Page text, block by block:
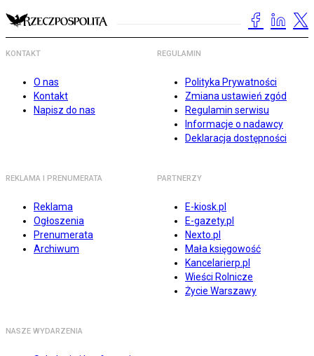
KONTAKT
O nas
Kontakt
Napisz do nas
REGULAMIN
Polityka Prywatności
Zmiana ustawień zgód
Regulamin serwisu
Informacje o nadawcy
Deklaracja dostępności
REKLAMA I PRENUMERATA
Reklama
Ogłoszenia
Prenumerata
Archiwum
PARTNERZY
E-kiosk.pl
E-gazety.pl
Nexto.pl
Mała księgowość
Kancelarierp.pl
Wieści Rolnicze
Życie Warszawy
NASZE WYDARZENIA